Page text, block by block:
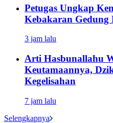
Petugas Ungkap
Kebakaran Gedung
3 jam lalu
Arti Hasbunallahu
Keutamaannya,
Kegelisahan
7 jam lalu
Selengkapnya